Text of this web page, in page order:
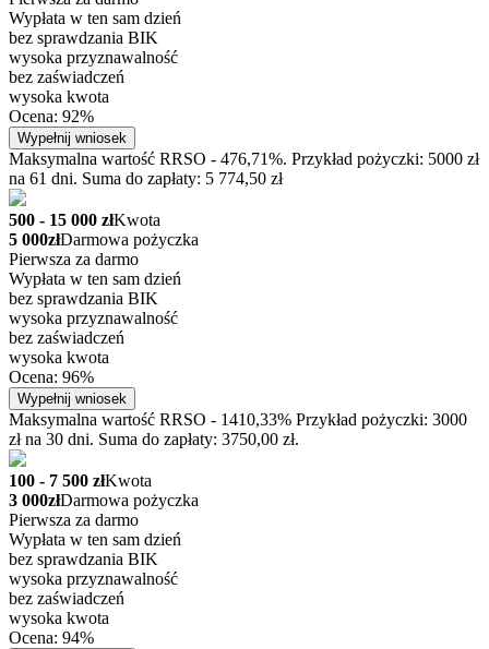
Wypłata w ten sam dzień
bez sprawdzania BIK
wysoka przyznawalność
bez zaświadczeń
wysoka kwota
Ocena: 92%
Wypełnij wniosek
Maksymalna wartość RRSO - 476,71%. Przykład pożyczki: 5000 zł
na 61 dni. Suma do zapłaty: 5 774,50 zł
500 - 15 000 złKwota
5 000złDarmowa pożyczka
Pierwsza za darmo
Wypłata w ten sam dzień
bez sprawdzania BIK
wysoka przyznawalność
bez zaświadczeń
wysoka kwota
Ocena: 96%
Wypełnij wniosek
Maksymalna wartość RRSO - 1410,33% Przykład pożyczki: 3000
zł na 30 dni. Suma do zapłaty: 3750,00 zł.
100 - 7 500 złKwota
3 000złDarmowa pożyczka
Pierwsza za darmo
Wypłata w ten sam dzień
bez sprawdzania BIK
wysoka przyznawalność
bez zaświadczeń
wysoka kwota
Ocena: 94%